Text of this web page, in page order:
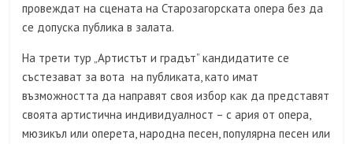
провеждат на сцената на Старозагорската опера без да
се допуска публика в залата.
На трети тур „Артистът и градът” кандидатите се
състезават за вота на публиката, като имат
възможността да направят своя избор как да представят
своята артистична индивидуалност – с ария от опера,
мюзикъл или оперета, народна песен, популярна песен или